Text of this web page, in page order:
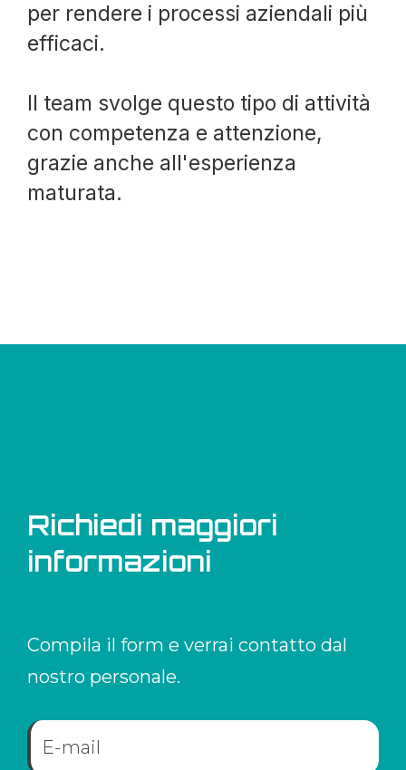
per rendere i processi aziendali più
efficaci.
Il team svolge questo tipo di attività
con competenza e attenzione,
grazie anche all'esperienza
maturata.
Richiedi maggiori
informazioni
Compila il form e verrai contatto dal
nostro personale.